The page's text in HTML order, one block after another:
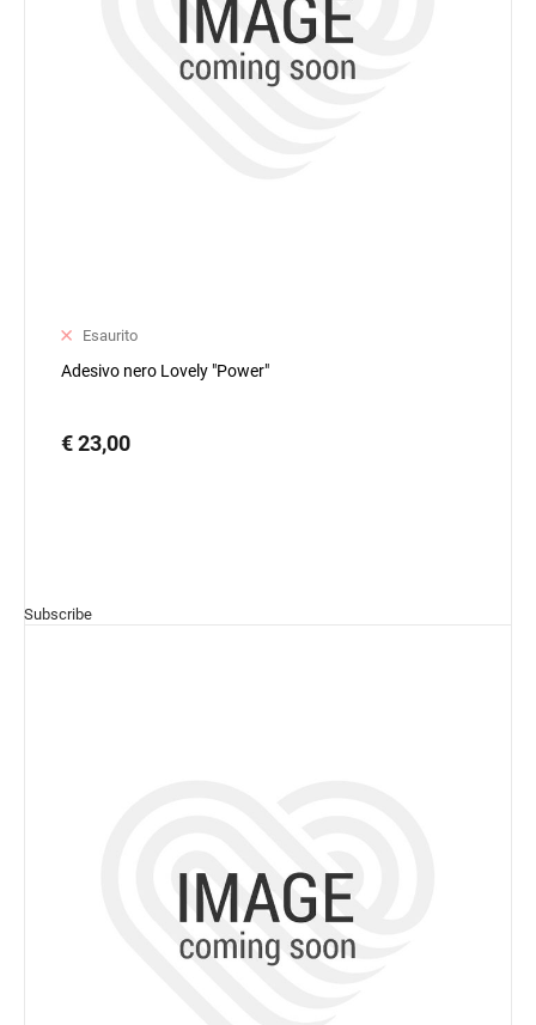
Esaurito
Adesivo nero Lovely "Power"
€ 23,00
Subscribe